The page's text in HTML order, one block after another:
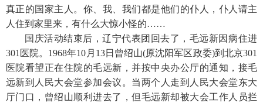
真正的国家主人。你、我、我们都是他们的仆人
， 仆人请主
人住到家里来 ， 有什么大惊小怪的……
国庆活动结束后 ，辽宁代表团回去了 ， 毛远新因病住进
301医院。1968年10月13日曾绍山(原沈阳军区政委)到北京301
医院看望正在住院的毛远新 ，并按中央办公厅的通知 ， 接毛
远新到人民大会堂参加会议。当两个人走到人民大会堂东大
厅门口 ， 曾绍山顺利进去了 ，但毛远新却被大会工作人员拦